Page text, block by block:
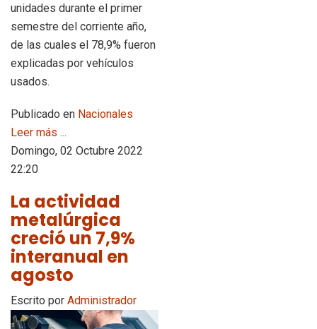
unidades durante el primer
semestre del corriente año,
de las cuales el 78,9% fueron
explicadas por vehículos
usados.
Publicado en Nacionales
Leer más ...
Domingo, 02 Octubre 2022
22:20
La actividad
metalúrgica
creció un 7,9%
interanual en
agosto
Escrito por Administrador